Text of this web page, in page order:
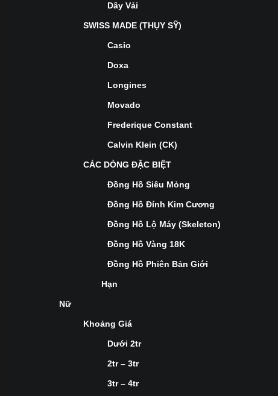
Dây Vải
SWISS MADE (THỤY SỸ)
Casio
Doxa
Longines
Movado
Frederique Constant
Calvin Klein (CK)
CÁC DÒNG ĐẶC BIỆT
Đồng Hồ Siêu Mỏng
Đồng Hồ Đính Kim Cương
Đồng Hồ Lộ Máy (Skeleton)
Đồng Hồ Vàng 18K
Đồng Hồ Phiên Bản Giới
Hạn
Nữ
Khoảng Giá
Dưới 2tr
2tr – 3tr
3tr – 4tr